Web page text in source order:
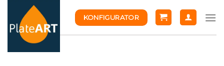
content
KONFIGURATOR